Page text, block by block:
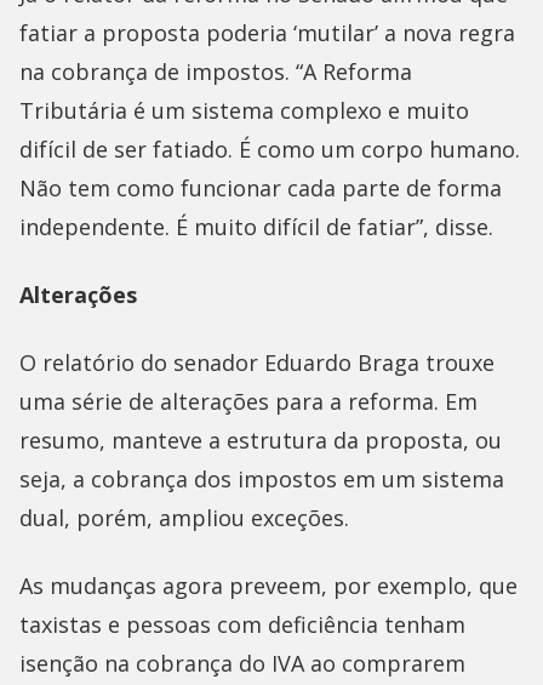
fatiar a proposta poderia ‘mutilar’ a nova regra
na cobrança de impostos. “A Reforma
Tributária é um sistema complexo e muito
difícil de ser fatiado. É como um corpo humano.
Não tem como funcionar cada parte de forma
independente. É muito difícil de fatiar”, disse.
Alterações
O relatório do senador Eduardo Braga trouxe
uma série de alterações para a reforma. Em
resumo, manteve a estrutura da proposta, ou
seja, a cobrança dos impostos em um sistema
dual, porém, ampliou exceções.
As mudanças agora preveem, por exemplo, que
taxistas e pessoas com deficiência tenham
isenção na cobrança do IVA ao comprarem